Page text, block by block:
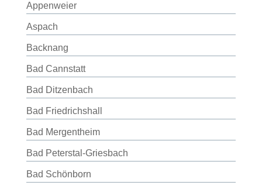
Appenweier
Aspach
Backnang
Bad Cannstatt
Bad Ditzenbach
Bad Friedrichshall
Bad Mergentheim
Bad Peterstal-Griesbach
Bad Schönborn